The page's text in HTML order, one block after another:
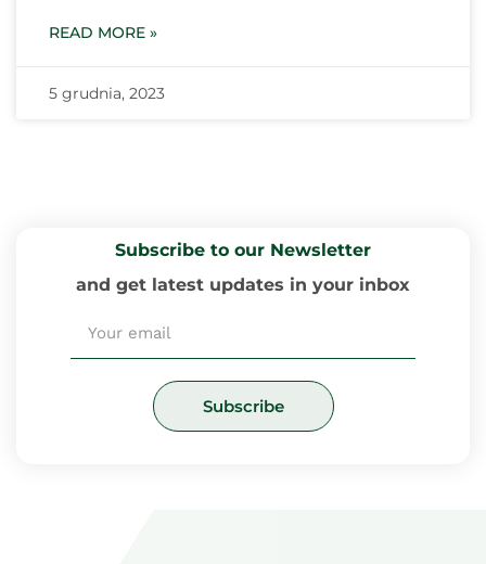
READ MORE »
5 grudnia, 2023
Subscribe to our Newsletter
and get latest updates in your inbox
Subscribe